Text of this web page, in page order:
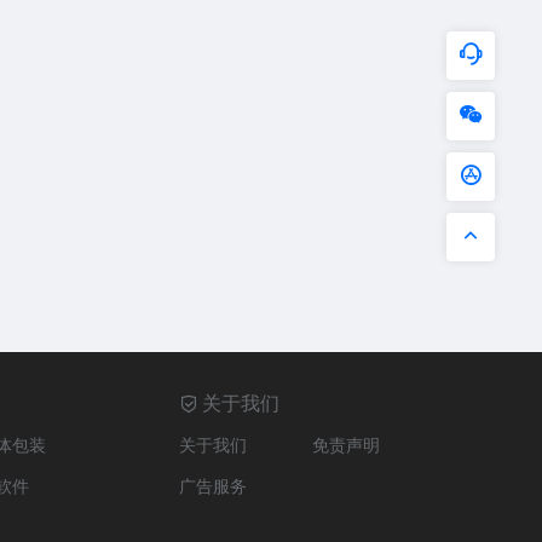
包装
件
关于我们
关于我们
免责声明
广告服务